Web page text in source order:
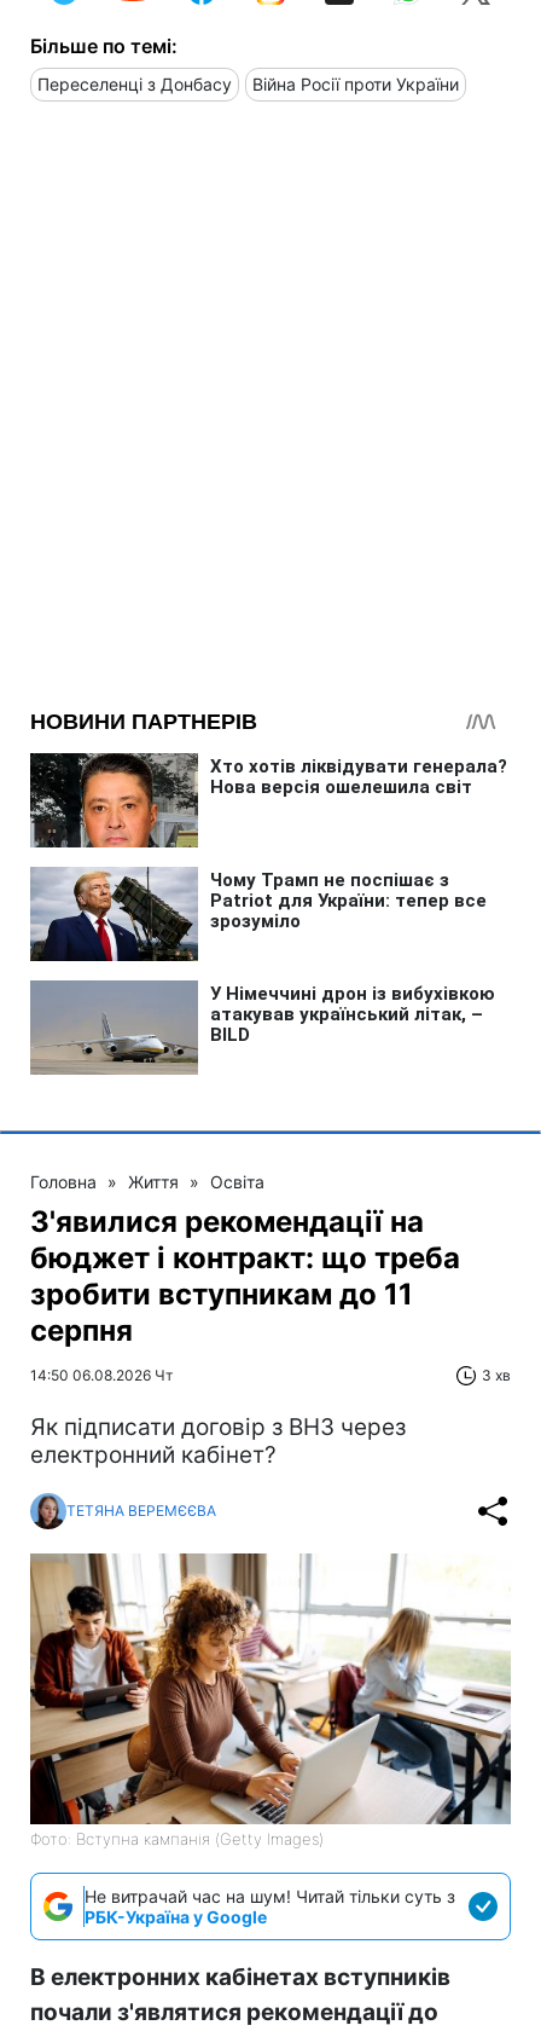
Більше по темі:
Переселенці з Донбасу Війна Росії проти України
Головна » Життя » Освіта
З'явилися рекомендації на
бюджет і контракт: що треба
зробити вступникам до 11
серпня
14:50 06.08.2026 Чт 3 хв
Як підписати договір з ВНЗ через
електронний кабінет?
ТЕТЯНА ВЕРЕМЄЄВА
Фото: Вступна кампанія (Getty Images)
Не витрачай час на шум! Читай тільки суть з
РБК-Україна у Google
В електронних кабінетах вступників
почали з'являтися рекомендації до